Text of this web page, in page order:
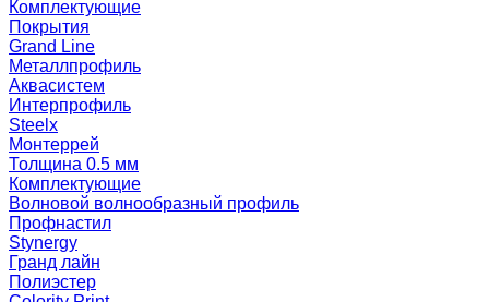
Комплектующие
Покрытия
Grand Line
Металлпрофиль
Аквасистем
Интерпрофиль
Steelx
Монтеррей
Толщина 0.5 мм
Комплектующие
Волновой волнообразный профиль
Профнастил
Stynergy
Гранд лайн
Полиэстер